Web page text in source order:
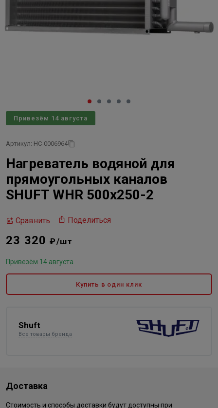
Привезём 14 августа
Артикул: НС-0006964
Нагреватель водяной для
прямоугольных каналов
SHUFT WHR 500x250-2
Сравнить Поделиться
23 320₽/шт
Привезём 14 августа
Купить в один клик
Shuft
Все товары бренда
Доставка
Стоимость и способы доставки будут доступны при